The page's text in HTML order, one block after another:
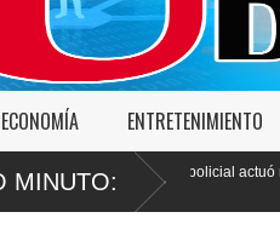
ECONOMÍA ENTRETENIMIENTO
MINUTO:
agente policial actuó mal, tendrá que